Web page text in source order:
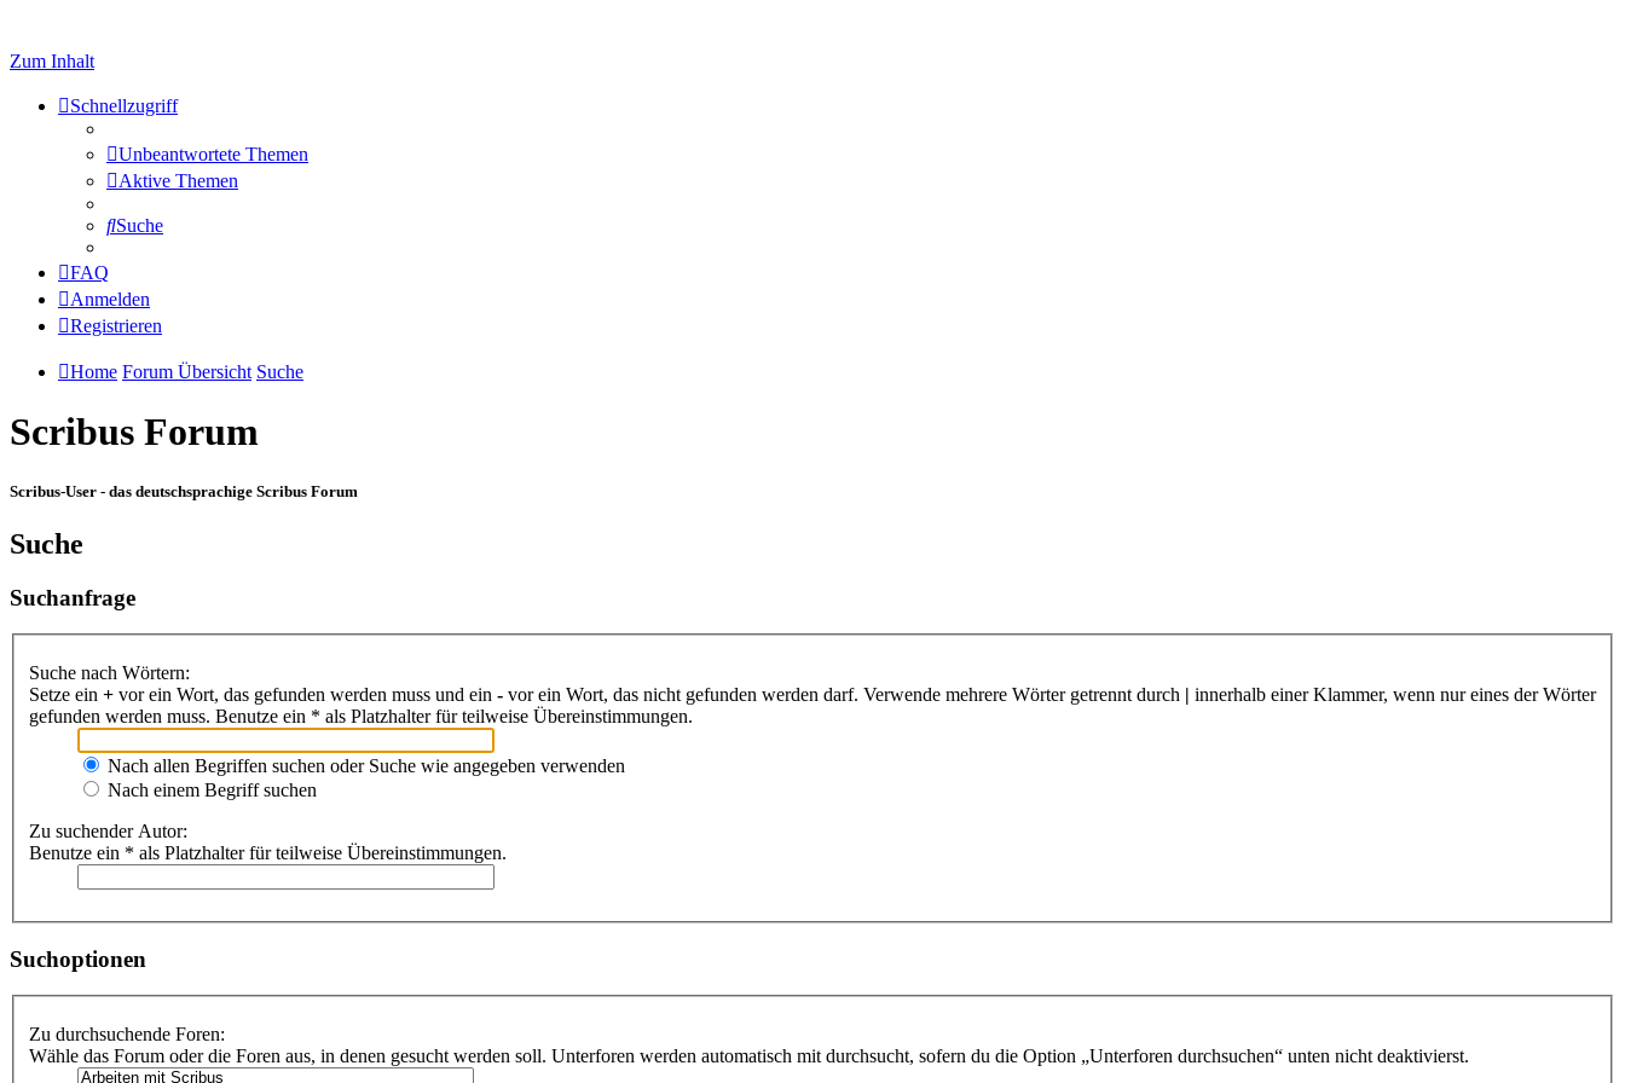
Zum Inhalt
Schnellzugriff
Unbeantwortete Themen
Aktive Themen
Suche
FAQ
Anmelden
Registrieren
Home Forum Übersicht Suche
Scribus Forum
Scribus-User - das deutschsprachige Scribus Forum
Suche
Suchanfrage
Suche nach Wörtern:
Setze ein + vor ein Wort, das gefunden werden muss und ein - vor ein Wort, das nicht gefunden werden darf. Verwende mehrere Wörter getrennt durch | innerhalb einer Klammer, wenn nur eines der Wörter
gefunden werden muss. Benutze ein * als Platzhalter für teilweise Übereinstimmungen.
Nach allen Begriffen suchen oder Suche wie angegeben verwenden
Nach einem Begriff suchen
Zu suchender Autor:
Benutze ein * als Platzhalter für teilweise Übereinstimmungen.
Suchoptionen
Zu durchsuchende Foren:
Wähle das Forum oder die Foren aus, in denen gesucht werden soll. Unterforen werden automatisch mit durchsucht, sofern du die Option „Unterforen durchsuchen“ unten nicht deaktivierst.